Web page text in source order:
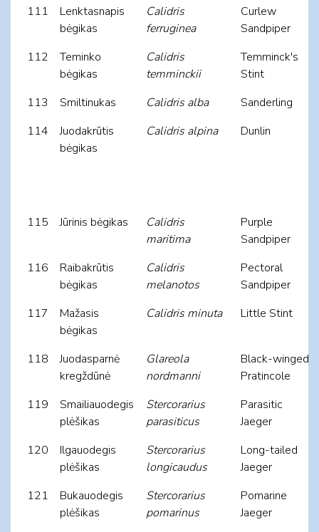
111
Lenktasnapis
bėgikas
Calidris
ferruginea
Curlew
Sandpiper
112
Teminko
bėgikas
Calidris
temminckii
Temminck's
Stint
113
Smiltinukas Calidris alba
Sanderling
114
Juodakrūtis
bėgikas
Calidris alpina Dunlin
115 Jūrinis bėgikas
Calidris
maritima
Purple
Sandpiper
116
Raibakrūtis
bėgikas
Calidris
melanotos
Pectoral
Sandpiper
117
Mažasis
bėgikas
Calidris minuta Little Stint
118
Juodasparnė
kregždūnė
Glareola
nordmanni
Black-winged
Pratincole
119
Smailiauodegis
plėšikas
Stercorarius
parasiticus
Parasitic
Jaeger
120
Ilgauodegis
plėšikas
Stercorarius
longicaudus
Long-tailed
Jaeger
121
Bukauodegis
plėšikas
Stercorarius
pomarinus
Pomarine
Jaeger